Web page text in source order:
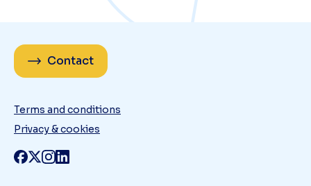
Contact
Terms and conditions
Privacy & cookies